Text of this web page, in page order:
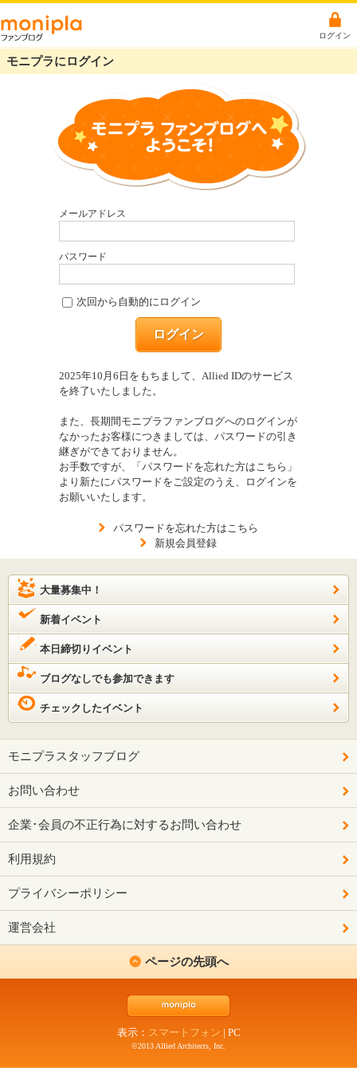
ログイン
モニプラにログイン
メールアドレス
パスワード
次回から自動的にログイン
ログイン
2025年10月6日をもちまして、Allied IDのサービス
を終了いたしました。
また、長期間モニプラファンブログへのログインが
なかったお客様につきましては、パスワードの引き
継ぎができておりません。
お手数ですが、「パスワードを忘れた方はこちら」
より新たにパスワードをご設定のうえ、ログインを
お願いいたします。
パスワードを忘れた方はこちら
新規会員登録
大量募集中！
新着イベント
本日締切りイベント
ブログなしでも参加できます
チェックしたイベント
モニプラスタッフブログ
お問い合わせ
企業･会員の不正行為に対するお問い合わせ
利用規約
プライバシーポリシー
運営会社
ページの先頭へ
表示： スマートフォン | PC
©2013 Allied Architects, Inc.